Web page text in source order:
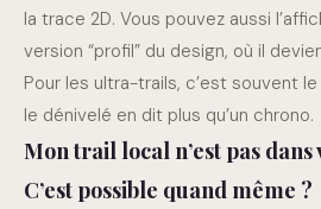
la trace 2D. Vous pouvez aussi
version “profil” du design, où il
Pour les ultra-trails, c’est souvent
le dénivelé en dit plus qu’un chrono.
Mon trail local n’est pas
C’est possible quand même ?